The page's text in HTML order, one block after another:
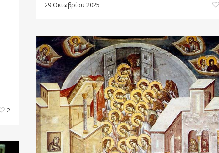
29 Οκτωβρίου 2025
2